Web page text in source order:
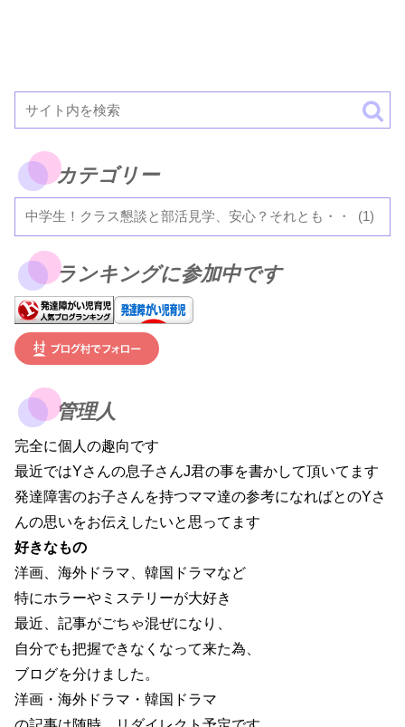
カテゴリー
ランキングに参加中です
管理人
完全に個人の趣向です
最近ではYさんの息子さんJ君の事を書かして頂いてます
発達障害のお子さんを持つママ達の参考になればとのYさ
んの思いをお伝えしたいと思ってます
好きなもの
洋画、海外ドラマ、韓国ドラマなど
特にホラーやミステリーが大好き
最近、記事がごちゃ混ぜになり、
自分でも把握できなくなって来た為、
ブログを分けました。
洋画・海外ドラマ・韓国ドラマ